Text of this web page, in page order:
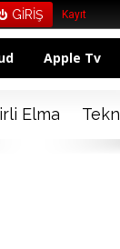
Kayıt
Apple Tv
Elma